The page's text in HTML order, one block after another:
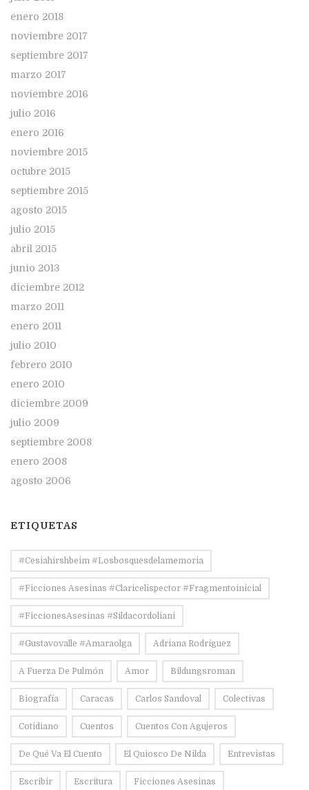
enero 2018
noviembre 2017
septiembre 2017
marzo 2017
noviembre 2016
julio 2016
enero 2016
noviembre 2015
octubre 2015
septiembre 2015
agosto 2015
julio 2015
abril 2015
junio 2013
diciembre 2012
marzo 2011
enero 2011
julio 2010
febrero 2010
enero 2010
diciembre 2009
julio 2009
septiembre 2008
enero 2008
agosto 2006
ETIQUETAS
#Cesiahirshbeim #losbosquesdelamemoria
#ficciones Asesinas #claricelispector #fragmentoinicial
#FiccionesAsesinas #sildacordoliani
#Gustavovalle #amaraolga Adriana Rodríguez
A Fuerza De Pulmón Amor Bildungsroman
Biografía Caracas Carlos Sandoval Colectivas
Cotidiano Cuentos Cuentos Con Agujeros
De Qué Va El Cuento El Quiosco De Nilda Entrevistas
Escribir Escritura Ficciones Asesinas